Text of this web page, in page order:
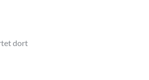
dort